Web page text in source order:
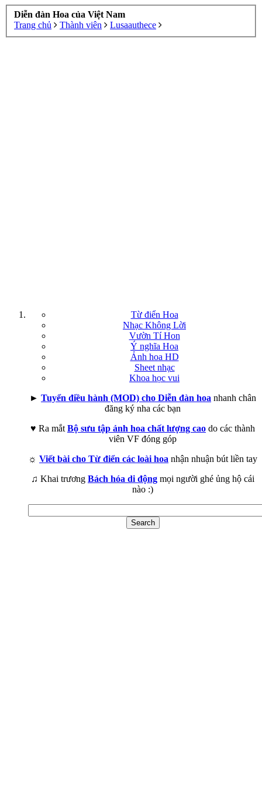
Diễn đàn Hoa của Việt Nam
Trang chủ
Thành viên Lusaauthece
Từ điển Hoa
Nhạc Không Lời
Vườn Tí Hon
Ý nghĩa Hoa
Ảnh hoa HD
Sheet nhạc
Khoa học vui
► Tuyển điều hành (MOD) cho Diễn đàn hoa nhanh chân
đăng ký nha các bạn
♥ Ra mắt Bộ sưu tập ảnh hoa chất lượng cao do các thành
viên VF đóng góp
☼ Viết bài cho Từ điển các loài hoa nhận nhuận bút liền tay
♫ Khai trương Bách hóa di động mọi người ghé ủng hộ cái
nào :)